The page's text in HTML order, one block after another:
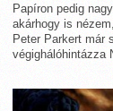
Papíron pedig
akárhogy is
Peter Parkert már
végighálóhintázza